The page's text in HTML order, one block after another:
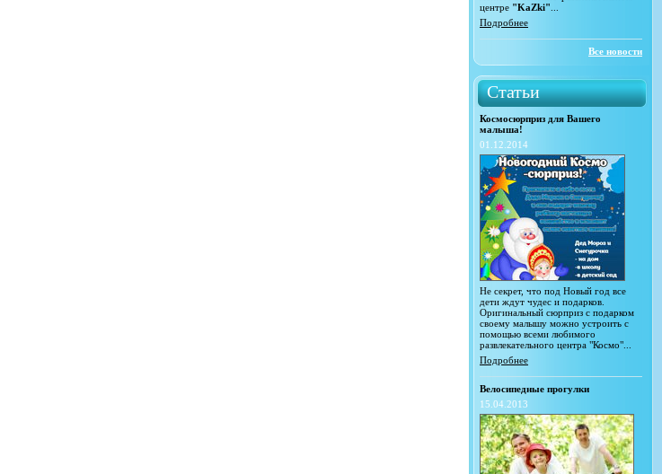
центре "KaZki"
Подробнее
Все новости
Статьи
Космосюрприз для Вашего
малыша!
01.12.2014
Не секрет, что под Новый год все
дети ждут чудес и подарков.
Оригинальный сюрприз с подарком
своему малышу можно устроить с
помощью всеми любимого
развлекательного центра "Космо"...
Подробнее
Велосипедные прогулки
15.04.2013